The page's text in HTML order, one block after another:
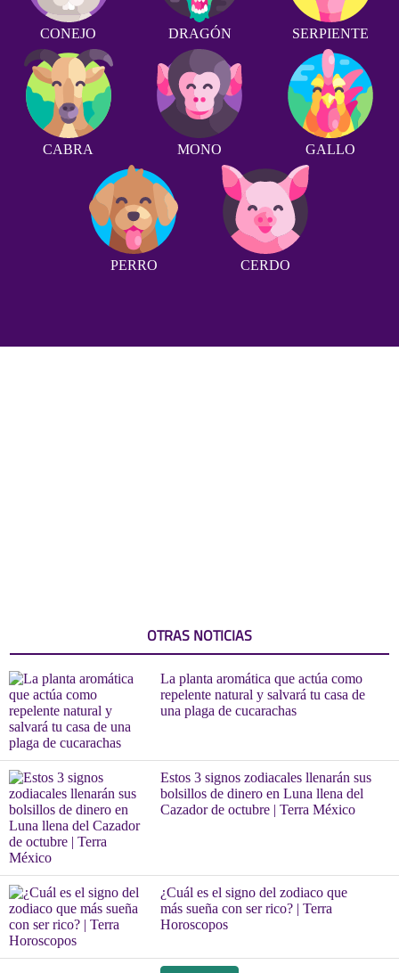
CONEJO DRAGÓN SERPIENTE
CABRA MONO GALLO
PERRO CERDO
OTRAS NOTICIAS
La planta aromática que actúa como
repelente natural y salvará tu casa de
una plaga de cucarachas
Estos 3 signos zodiacales llenarán sus
bolsillos de dinero en Luna llena del
Cazador de octubre | Terra México
¿Cuál es el signo del zodiaco que
más sueña con ser rico? | Terra
Horoscopos